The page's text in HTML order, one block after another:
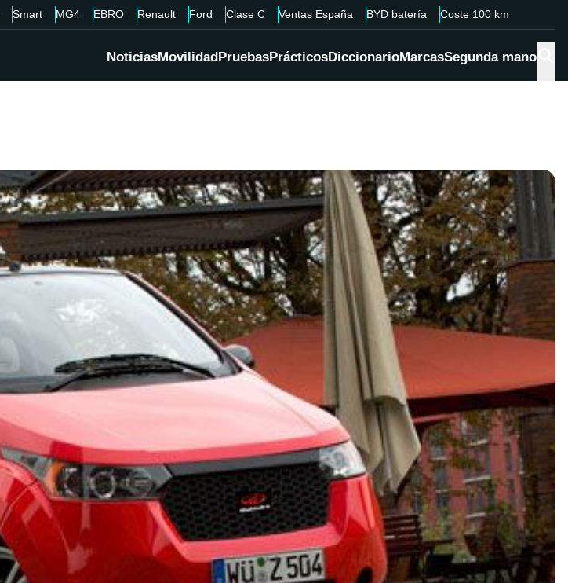
Smart MG4 EBRO Renault Ford Clase C Ventas España BYD batería Coste 100 km
NoticiasMovilidadPruebasPrácticosDiccionarioMarcasSegunda mano